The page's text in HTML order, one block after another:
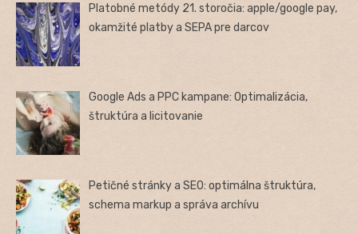
Platobné metódy 21. storočia: apple/google pay,
okamžité platby a SEPA pre darcov
Google Ads a PPC kampane: Optimalizácia,
štruktúra a licitovanie
Petičné stránky a SEO: optimálna štruktúra,
schema markup a správa archívu